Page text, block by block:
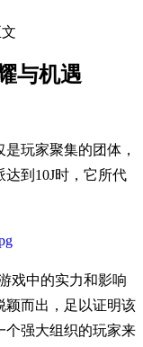
与机遇
玩家聚集的团体，
到10J时，它所代
戏中的实力和影响
颖而出，足以证明该
个强大组织的玩家来